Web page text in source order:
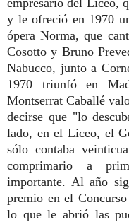
y le ofreció en 1970
ópera Norma, que
Cosotto y Bruno
Nabucco, junto a
1970 triunfó en
Montserrat Caballé
decirse que "lo
lado, en el Liceo, el
sólo contaba
comprimario a
importante. Al año
premio en el
lo que le abrió las